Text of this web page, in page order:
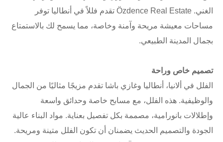
الغني. Özdence Real Estate تقدم فللاً في أنطاليا توفر
مساحات معيشة مريحة وآمنة وخاصة، مما يسمح لك بالاستمتاع
بجمال المدينة الطبيعي.
تصميم خاص وراحة
الفلل في ألانيا، أنطاليا وغازي باشا تقدم مزيجًا مثاليًا من الجمال
والوظيفية. هذه الفلل، مع مسابح خاصة وحدائق واسعة
وإطلالات بانورامية، مصممة بكل تفصيل بعناية. مواد البناء عالية
الجودة والتصميم الحديث يضمنان أن تكون الفلل متينة ومريحة.